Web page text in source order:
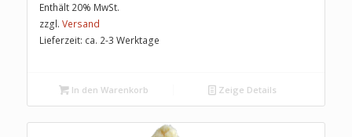
Enthält 20% MwSt.
zzgl. Versand
Lieferzeit: ca. 2-3 Werktage
In den Warenkorb Zeige Details